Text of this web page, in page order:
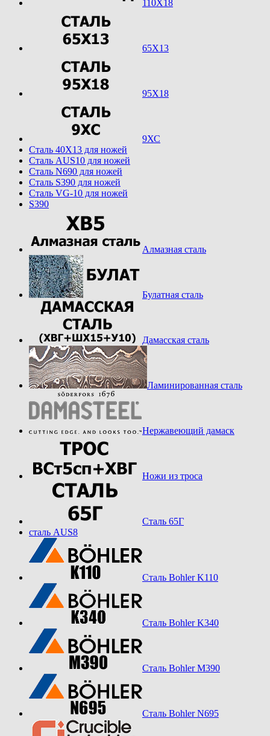
110Х18
65Х13
95Х18
9ХС
Cталь 40Х13 для ножей
Cталь AUS10 для ножей
Cталь N690 для ножей
Cталь S390 для ножей
Cталь VG-10 для ножей
S390
Алмазная сталь
Булатная сталь
Дамасская сталь
Ламинированная сталь
Нержавеющий дамаск
Ножи из троса
Сталь 65Г
сталь AUS8
Сталь Bohler K110
Сталь Bohler K340
Сталь Bohler M390
Сталь Bohler N695